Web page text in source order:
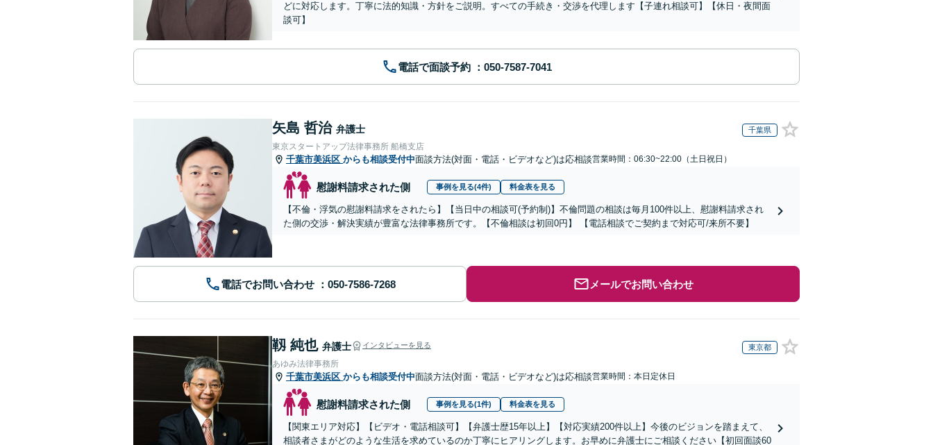
どに対応します。丁寧に法的知識・方針をご説明。すべての手続き・交渉を代理します【子連れ相談可】【休日・夜間面
談可】
電話で面談予約
矢島 哲治 弁護士 千葉県
東京スタートアップ法律事務所 船橋支店
千葉市美浜区 からも相談受付中面談方法(対面・電話・ビデオなど)は応相談営業時間：06:30~22:00（土日祝日）
慰謝料請求された側 事例を見る(4件) 料金表を見る
【不倫・浮気の慰謝料請求をされたら】【当日中の相談可(予約制)】不倫問題の相談は毎月100件以上、慰謝料請求され
た側の交渉・解決実績が豊富な法律事務所です。【不倫相談は初回0円】 【電話相談でご契約まで対応可/来所不要】
電話でお問い合わせ メールでお問い合わせ
靱 純也 弁護士 インタビューを見る 東京都
あゆみ法律事務所
千葉市美浜区 からも相談受付中面談方法(対面・電話・ビデオなど)は応相談営業時間：本日定休日
慰謝料請求された側 事例を見る(1件) 料金表を見る
【関東エリア対応】【ビデオ・電話相談可】【弁護士歴15年以上】【対応実績200件以上】今後のビジョンを踏まえて、
相談者さまがどのような生活を求めているのか丁寧にヒアリングします。お早めに弁護士にご相談ください【初回面談60